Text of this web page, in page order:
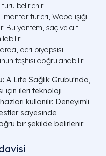
belirlenir.
mantar türleri, Wood ışığı
Bu yöntem, saç ve cilt
deri biyopsisi
teşhisi doğrulanabilir.
A Life Sağlık Grubu'nda,
için ileri teknoloji
kullanılır. Deneyimli
sayesinde
bir şekilde belirlenir.